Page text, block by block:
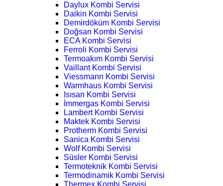
Daylux Kombi Servisi
Daikin Kombi Servisi
Demirdöküm Kombi Servisi
Doğsan Kombi Servisi
ECA Kombi Servisi
Ferroli Kombi Servisi
Termoakım Kombi Servisi
Vaillant Kombi Servisi
Viessmann Kombi Servisi
Warmhaus Kombi Servisi
Isısan Kombi Servisi
İmmergas Kombi Servisi
Lambert Kombi Servisi
Maktek Kombi Servisi
Protherm Kombi Servisi
Sanica Kombi Servisi
Wolf Kombi Servisi
Süsler Kombi Servisi
Termoteknik Kombi Servisi
Termodinamik Kombi Servisi
Thermex Kombi Servisi